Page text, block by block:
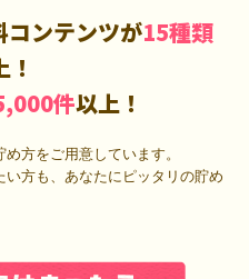
コンテンツが15種類
件以上！
方をご用意しています。
方も、あなたにピッタリの貯め